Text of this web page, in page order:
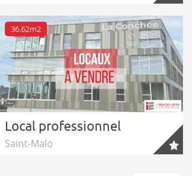
36.62m2
Local professionnel
Saint-Malo